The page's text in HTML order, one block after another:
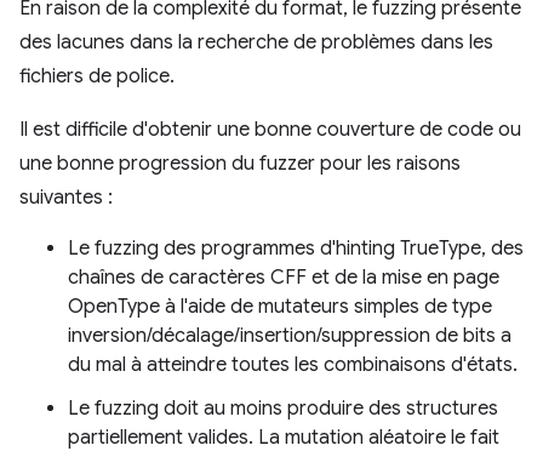
En raison de la complexité du format, le fuzzing présente
des lacunes dans la recherche de problèmes dans les
fichiers de police.
Il est difficile d'obtenir une bonne couverture de code ou
une bonne progression du fuzzer pour les raisons
suivantes :
Le fuzzing des programmes d'hinting TrueType, des
chaînes de caractères CFF et de la mise en page
OpenType à l'aide de mutateurs simples de type
inversion/décalage/insertion/suppression de bits a
du mal à atteindre toutes les combinaisons d'états.
Le fuzzing doit au moins produire des structures
partiellement valides. La mutation aléatoire le fait